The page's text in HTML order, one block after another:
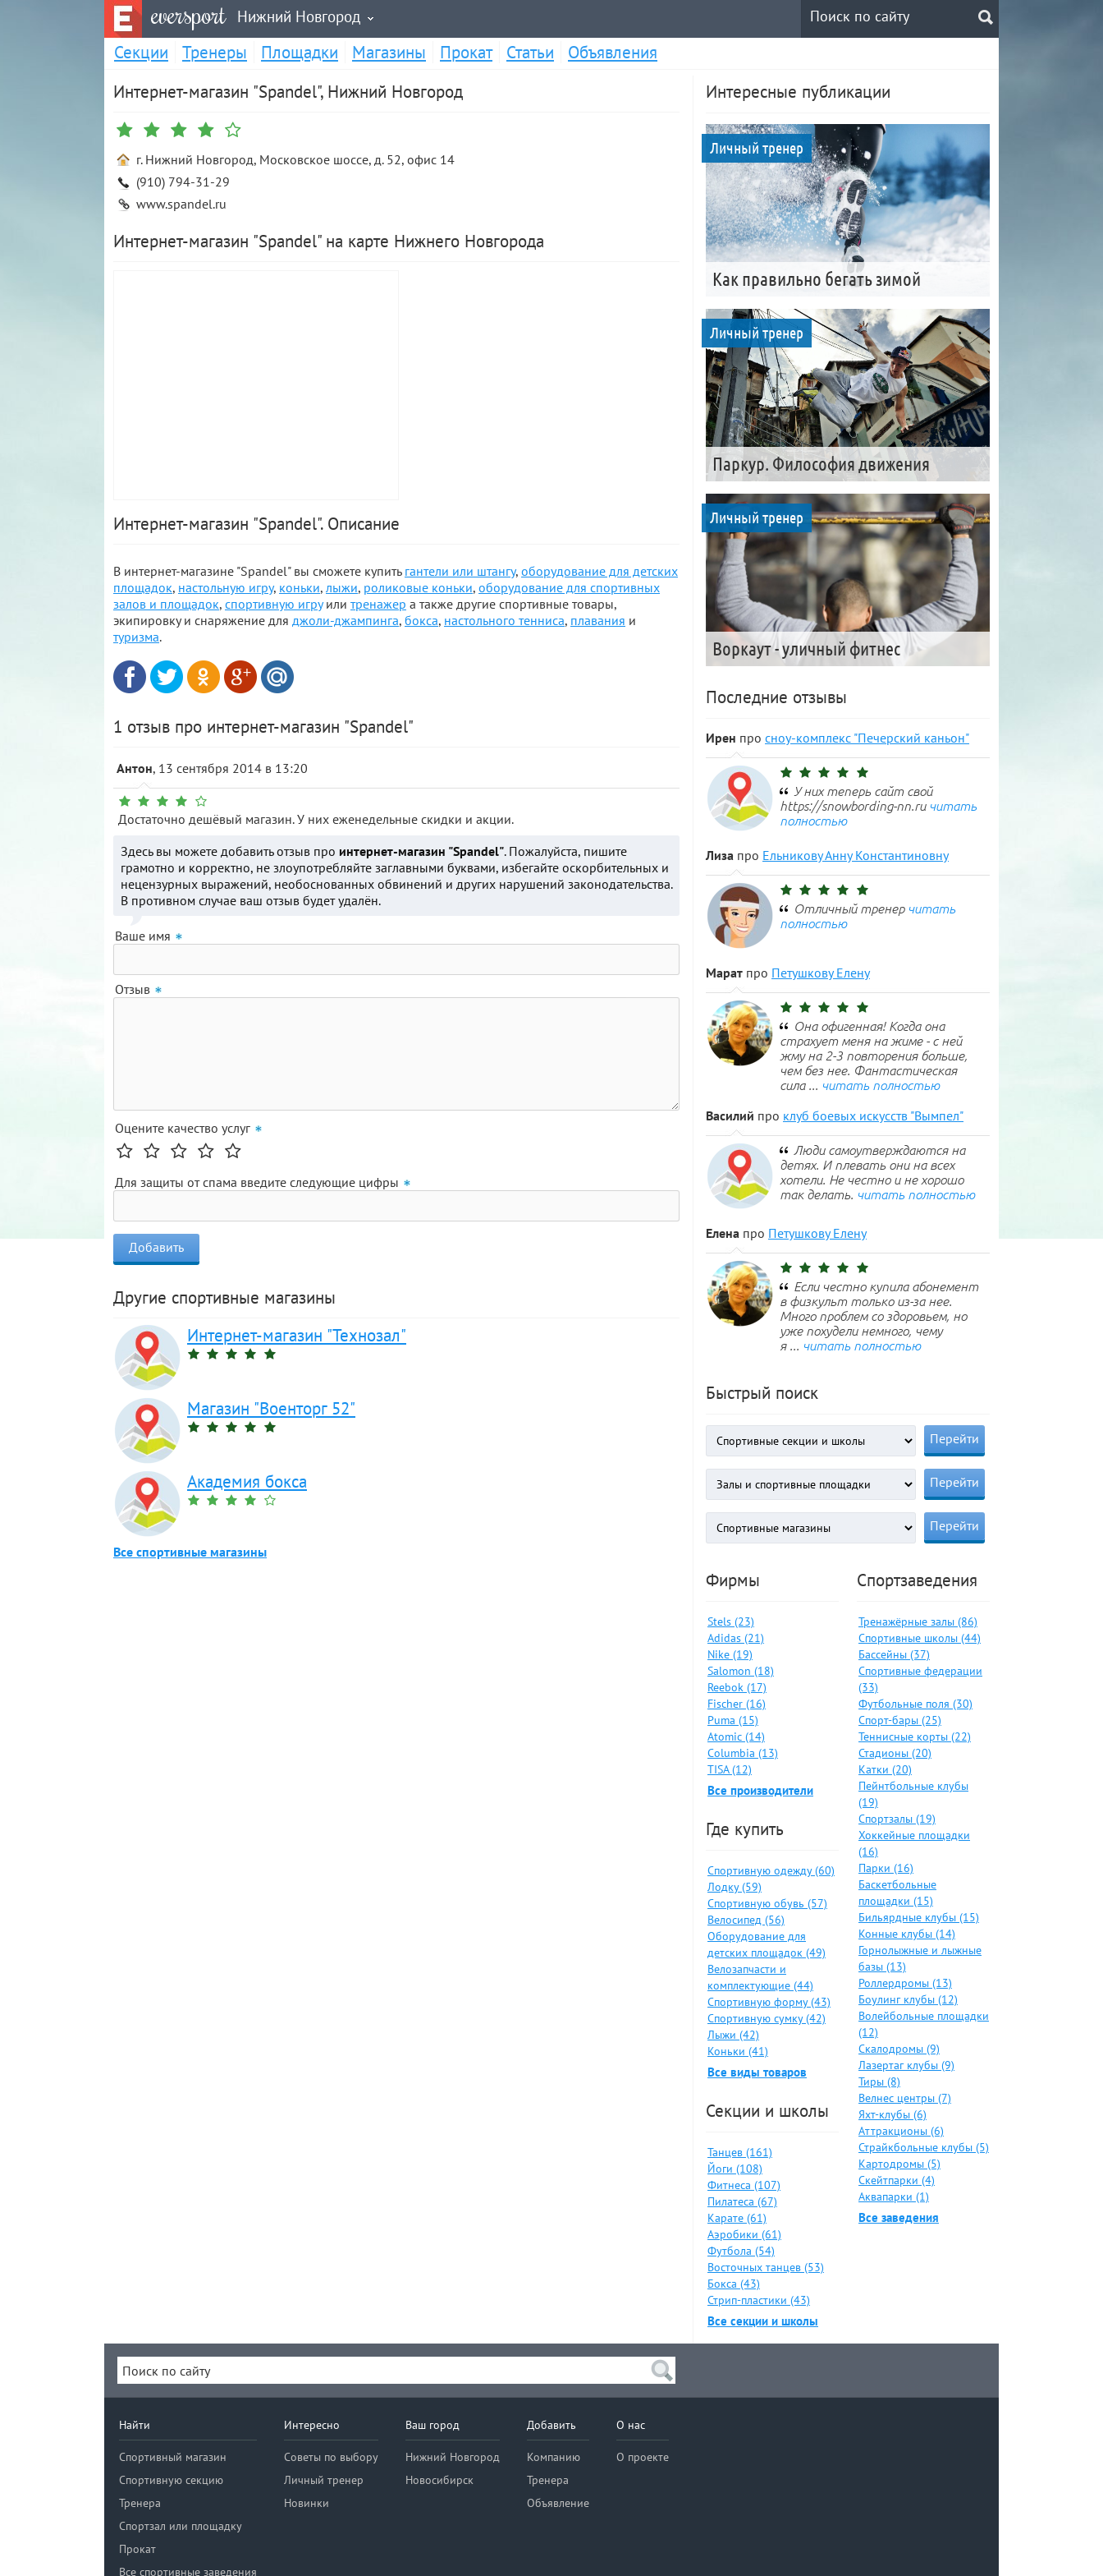
eversport Нижний Новгород
Секции Тренеры Площадки Магазины Прокат Статьи
Объявления
Интернет-магазин "Spandel", Нижний Новгород
г. Нижний Новгород, Московское шоссе, д. 52, офис 14
(910) 794-31-29
www.spandel.ru
Интернет-магазин "Spandel" на карте Нижнего Новгорода
Интернет-магазин "Spandel". Описание
В интернет-магазине "Spandel" вы сможете купить гантели или штангу, оборудование для детских
площадок, настольную игру, коньки, лыжи, роликовые коньки, оборудование для спортивных
залов и площадок, спортивную игруили тренажер а также другие спортивные товары,
экипировку и снаряжение для джоли-джампинга, бокса, настольного тенниса, плавания и
туризма.
1 отзыв про интернет-магазин "Spandel"
Антон, 13 сентября 2014 в 13:20
Достаточно дешёвый магазин. У них еженедельные скидки и акции.
Здесь вы можете добавить отзыв про интернет-магазин "Spandel". Пожалуйста, пишите
грамотно и корректно, не злоупотребляйте заглавными буквами, избегайте оскорбительных и
нецензурных выражений, необоснованных обвинений и других нарушений законодательства.
В противном случае ваш отзыв будет удалён.
Ваше имя
Отзыв
Оцените качество услуг
Для защиты от спама введите следующие цифры
Другие спортивные магазины
Интернет-магазин "Технозал"
Магазин "Военторг 52"
Академия бокса
Все спортивные магазины
Интересные публикации
Личный тренер
Как правильно бегать зимой
Личный тренер
Паркур. Философия движения
Личный тренер
Воркаут - уличный фитнес
Последние отзывы
Ирен про сноу-комплекс "Печерский каньон"
У них теперь сайт свой
https://snowbording-nn.ru читать
полностью
Лиза про Ельникову Анну Константиновну
Отличный тренер читать
полностью
Марат про Петушкову Елену
Она офигенная! Когда она
страхует меня на жиме - с ней
жму на 2-3 повторения больше,
чем без нее. Фантастическая
сила ... читать полностью
Василий про клуб боевых искусств "Вымпел"
Люди самоутверждаются на
детях. И плевать они на всех
хотели. Не честно и не хорошо
так делать. читать полностью
Елена про Петушкову Елену
Если честно купила абонемент
в физкульт только из-за нее.
Много проблем со здоровьем, но
уже похудели немного, чему
я ... читать полностью
Быстрый поиск
Фирмы
Stels (23)
Adidas (21)
Nike (19)
Salomon (18)
Reebok (17)
Fischer (16)
Puma (15)
Atomic (14)
Columbia (13)
TISA (12)
Все производители
Где купить
Спортивную одежду (60)
Лодку (59)
Спортивную обувь (57)
Велосипед (56)
Оборудование для
детских площадок (49)
Велозапчасти и
комплектующие (44)
Спортивную форму (43)
Спортивную сумку (42)
Лыжи (42)
Коньки (41)
Все виды товаров
Секции и школы
Танцев (161)
Йоги (108)
Фитнеса (107)
Пилатеса (67)
Карате (61)
Аэробики (61)
Футбола (54)
Восточных танцев (53)
Бокса (43)
Стрип-пластики (43)
Все секции и школы
Спортзаведения
Тренажёрные залы (86)
Спортивные школы (44)
Бассейны (37)
Спортивные федерации
(33)
Футбольные поля (30)
Спорт-бары (25)
Теннисные корты (22)
Стадионы (20)
Катки (20)
Пейнтбольные клубы
(19)
Спортзалы (19)
Хоккейные площадки
(16)
Парки (16)
Баскетбольные
площадки (15)
Бильярдные клубы (15)
Конные клубы (14)
Горнолыжные и лыжные
базы (13)
Роллердромы (13)
Боулинг клубы (12)
Волейбольные площадки
(12)
Скалодромы (9)
Лазертаг клубы (9)
Тиры (8)
Велнес центры (7)
Яхт-клубы (6)
Аттракционы (6)
Страйкбольные клубы (5)
Картодромы (5)
Скейтпарки (4)
Аквапарки (1)
Все заведения
Найти
Спортивный магазин
Спортивную секцию
Тренера
Спортзал или площадку
Прокат
Все спортивные заведения
Интересно
Советы по выбору
Личный тренер
Новинки
Ваш город
Нижний Новгород
Новосибирск
Добавить
Компанию
Тренера
Объявление
О нас
О проекте